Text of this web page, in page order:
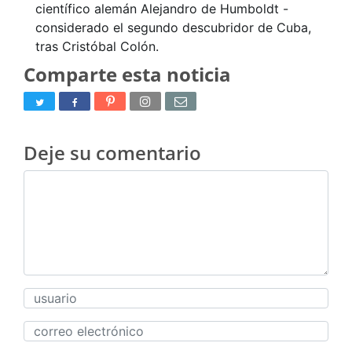
científico alemán Alejandro de Humboldt -
considerado el segundo descubridor de Cuba,
tras Cristóbal Colón.
Comparte esta noticia
Deje su comentario